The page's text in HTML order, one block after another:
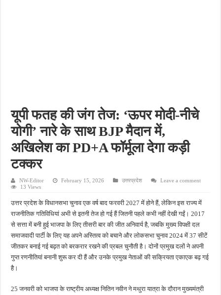
यूपी फतह की जंग तेज: ‘ऊपर मोदी-नीचे
योगी’ नारे के साथ BJP मैदान में,
अखिलेश का PD+A फॉर्मूला देगा कड़ी
टक्कर
NW-Editor February 15, 2026 उत्तरप्रदेश
Leave a comment
13 Views
उत्तर प्रदेश के विधानसभा चुनाव एक वर्ष बाद फरवरी 2027 में होने हैं, लेकिन इस राज्य में
राजनीतिक गतिविधियां अभी से इतनी तेज हो गई हैं जितनी पहले कभी नहीं देखी गईं। 2017
से सत्ता में बनी हुई भाजपा के लिए तीसरी बार की जीत अनिवार्य है, जबकि मुख्य विपक्षी दल
समाजवादी पार्टी के लिए यह अपने अस्तित्व को बचाने और लोकसभा चुनाव 2024 में 37 सीटें
जीतकर बनाई गई बढ़त को बरकरार रखने की प्रबल चुनौती है। दोनों प्रमुख दलों ने अपनी
गुप्त रणनीतियां बनानी शुरू कर दी हैं और उनके प्रमुख नेताओं की सक्रियता एकाएक बढ़ गई
है।
25 जनवरी को भाजपा के राष्ट्रीय अध्यक्ष नितिन नवीन ने मथुरा यात्रा के दौरान मुख्यमंत्री